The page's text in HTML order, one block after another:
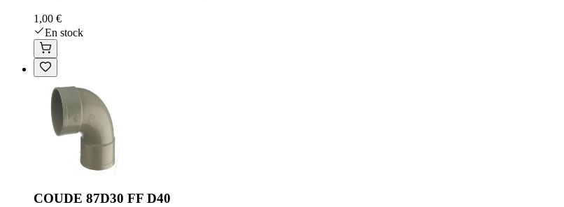
1,00 €
En stock
COUDE 87D30 FF D40